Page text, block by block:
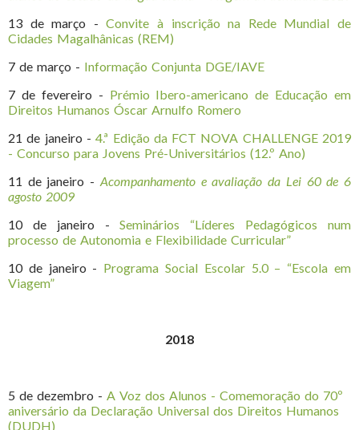
13 de março -Convite à inscrição na Rede Mundial de
Cidades Magalhânicas (REM)
7 de março - Informação Conjunta DGE/IAVE
7 de fevereiro - Prémio Ibero-americano de Educação em
Direitos Humanos Óscar Arnulfo Romero
21 de janeiro -4.ª Edição da FCT NOVA CHALLENGE 2019
- Concurso para Jovens Pré-Universitários (12.º Ano)
11 de janeiro - Acompanhamento e avaliação da Lei 60 de 6
agosto 2009
10 de janeiro -Seminários “Líderes Pedagógicos num
processo de Autonomia e Flexibilidade Curricular”
10 de janeiro - Programa Social Escolar 5.0 – “Escola em
Viagem”
2018
5 de dezembro - A Voz dos Alunos - Comemoração do 70º
aniversário da Declaração Universal dos Direitos Humanos
(DUDH)